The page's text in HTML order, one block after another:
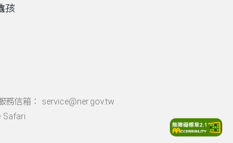
孩
信箱： service@ner.gov.tw
Safari